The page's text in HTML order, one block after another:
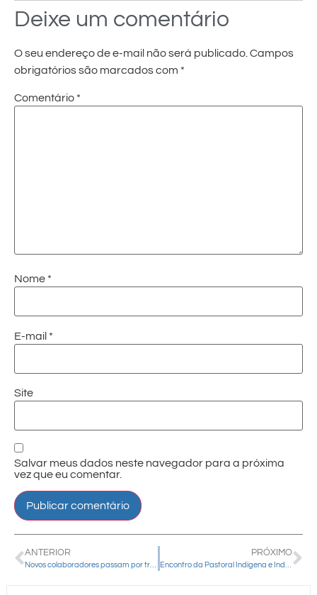
Deixe um comentário
O seu endereço de e-mail não será publicado. Campos
obrigatórios são marcados com *
Comentário *
Nome *
E-mail *
Site
Salvar meus dados neste navegador para a próxima
vez que eu comentar.
ANTERIOR
Novos colaboradores passam por treinamento na Mitra Diocesana
PRÓXIMO
Encontro da Pastoral Indígena e Indigenista do Regional Sul 2 da CNBB aconteceu em Guarapuava